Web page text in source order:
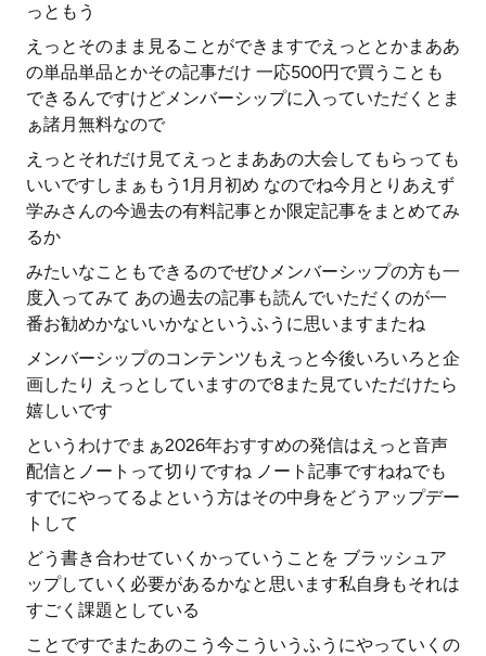
っともう
えっとそのまま見ることができますでえっととかまああ
の単品単品とかその記事だけ 一応500円で買うことも
できるんですけどメンバーシップに入っていただくとま
ぁ諸月無料なので
えっとそれだけ見てえっとまああの大会してもらっても
いいですしまぁもう1月月初め なのでね今月とりあえず
学みさんの今過去の有料記事とか限定記事をまとめてみ
るか
みたいなこともできるのでぜひメンバーシップの方も一
度入ってみて あの過去の記事も読んでいただくのが一
番お勧めかないいかなというふうに思いますまたね
メンバーシップのコンテンツもえっと今後いろいろと企
画したり えっとしていますので8また見ていただけたら
嬉しいです
というわけでまぁ2026年おすすめの発信はえっと音声
配信とノートって切りですね ノート記事ですねねでも
すでにやってるよという方はその中身をどうアップデー
トして
どう書き合わせていくかっていうことを ブラッシュア
ップしていく必要があるかなと思います私自身もそれは
すごく課題としている
ことですでまたあのこう今こういうふうにやっていくの